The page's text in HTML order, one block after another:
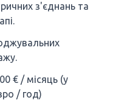
з'єднань та
€ / місяць (у
/ год)